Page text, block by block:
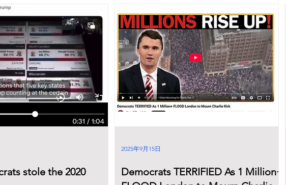
stole the 2020
Democrats TERRIFIED As 1 Million+
2025年9月15日